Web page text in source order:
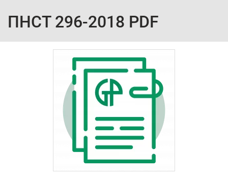
ПНСТ 296-2018 PDF